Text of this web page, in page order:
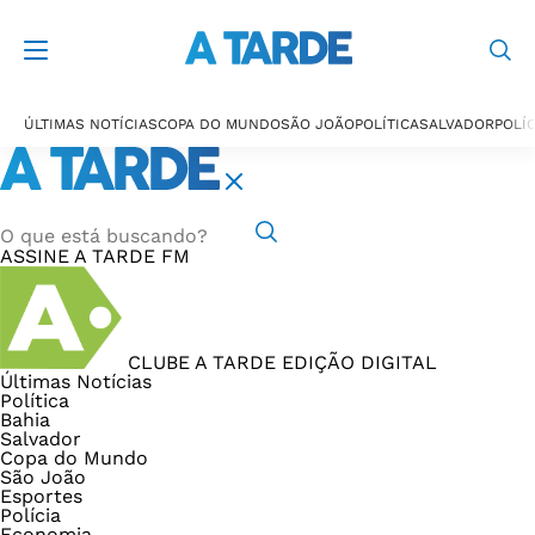
ÚLTIMAS NOTÍCIASCOPA DO MUNDOSÃO JOÃOPOLÍTICASALVADOR
ASSINE A TARDE FM
CLUBE A TARDE EDIÇÃO DIGITAL
Últimas Notícias
Política
Bahia
Salvador
Copa do Mundo
São João
Esportes
Polícia